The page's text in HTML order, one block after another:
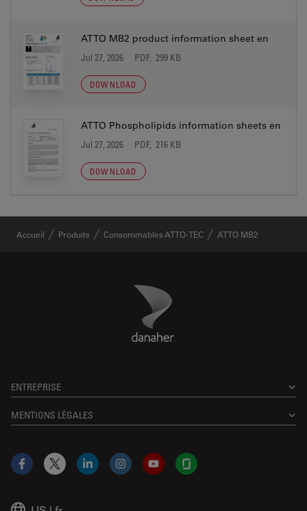
ATTO MB2 product information sheet en
Jul 27, 2026 PDF, 299 KB
DOWNLOAD
ATTO Phospholipids information sheets en
Jul 27, 2026 PDF, 216 KB
DOWNLOAD
Accueil Produits Consommables ATTO-TEC ATTO MB2
Danaher Logo
ENTREPRISE
MENTIONS LÉGALES
Facebook
X LinkedInInstagramYouTubeGlassdoor